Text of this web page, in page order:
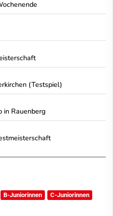
(Testspiel)
in Rauenberg
B-Juniorinnen
C-Juniorinnen